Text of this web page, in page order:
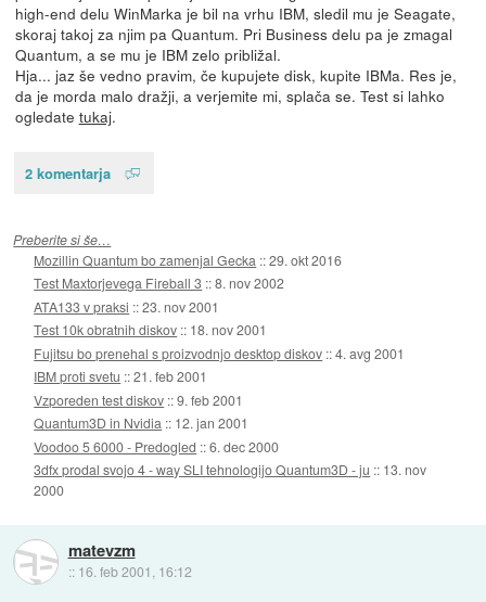
high-end delu WinMarka je bil na vrhu IBM, sledil mu je Seagate,
skoraj takoj za njim pa Quantum. Pri Business delu pa je zmagal
Quantum, a se mu je IBM zelo približal.
Hja... jaz še vedno pravim, če kupujete disk, kupite IBMa. Res je,
da je morda malo dražji, a verjemite mi, splača se. Test si lahko
ogledate tukaj.
2 komentarja
Preberite si še…
Mozillin Quantum bo zamenjal Gecka ::29. okt 2016
Test Maxtorjevega Fireball 3 ::8. nov 2002
ATA133 v praksi ::23. nov 2001
Test 10k obratnih diskov :: 18. nov 2001
Fujitsu bo prenehal s proizvodnjo desktop diskov ::4. avg 2001
IBM proti svetu ::21. feb 2001
Vzporeden test diskov ::9. feb 2001
Quantum3D in Nvidia :: 12. jan 2001
Voodoo 5 6000 - Predogled ::6. dec 2000
3dfx prodal svojo 4 - way SLI tehnologijo Quantum3D - ju :: 13. nov
2000
matevzm
:: 16. feb 2001, 16:12